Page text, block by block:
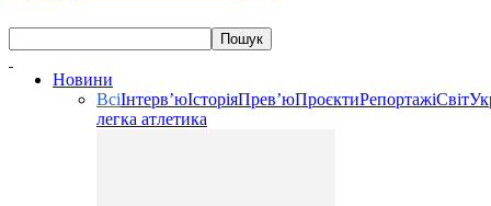
Новини
ВсіІнтерв’юІсторіяПрев’юПроєктиРепортажіСвіт
легка атлетика